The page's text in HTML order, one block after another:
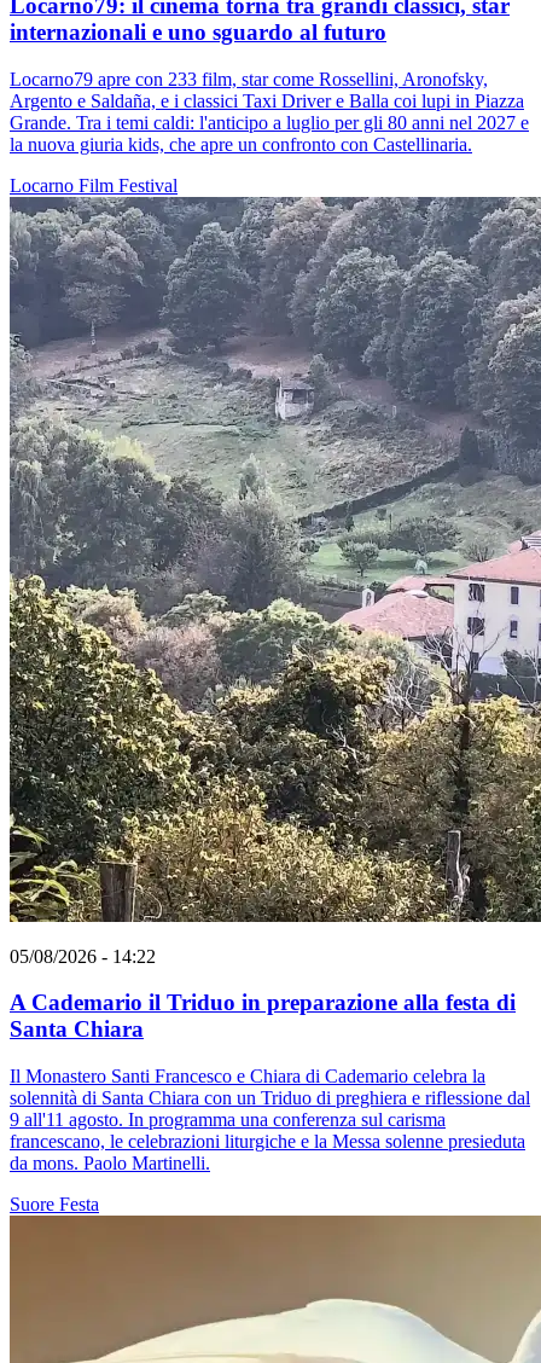
Locarno79: il cinema torna tra grandi classici, star
internazionali e uno sguardo al futuro
Locarno79 apre con 233 film, star come Rossellini, Aronofsky,
Argento e Saldaña, e i classici Taxi Driver e Balla coi lupi in Piazza
Grande. Tra i temi caldi: l'anticipo a luglio per gli 80 anni nel 2027 e
la nuova giuria kids, che apre un confronto con Castellinaria.
Locarno Film Festival
05/08/2026 - 14:22
A Cademario il Triduo in preparazione alla festa di
Santa Chiara
Il Monastero Santi Francesco e Chiara di Cademario celebra la
solennità di Santa Chiara con un Triduo di preghiera e riflessione dal
9 all'11 agosto. In programma una conferenza sul carisma
francescano, le celebrazioni liturgiche e la Messa solenne presieduta
da mons. Paolo Martinelli.
Suore Festa